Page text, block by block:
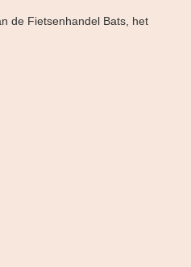
de Fietsenhandel Bats, het